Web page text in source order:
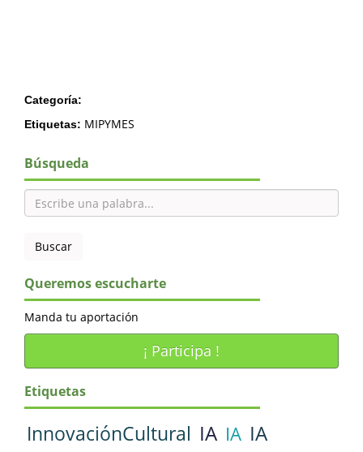
Categoría:
Etiquetas: MIPYMES
Búsqueda
Queremos escucharte
Manda tu aportación
¡ Participa !
Etiquetas
InnovaciónCultural IA IA IA